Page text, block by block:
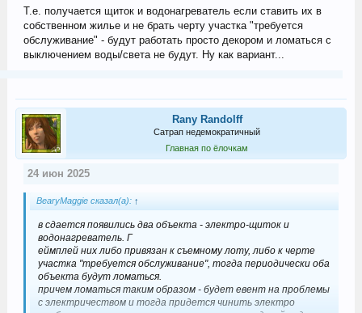
Т.е. получается щиток и водонагреватель если ставить их в
собственном жилье и не брать черту участка "требуется
обслуживание" - будут работать просто декором и ломаться с
выключением воды/света не будут. Ну как вариант...
Rany Randolff
Сатрап недемократичный
Главная по ёлочкам
24 июн 2025
BearyMaggie сказал(а): ↑
в сдается появились два объекта - электро-щиток и
водонагреватель. Г
еймплей них либо привязан к съемному лоту, либо к черте
участка "требуется обслуживание", тогда периодически оба
объекта будут ломаться.
причем ломаться таким образом - будет евент на проблемы
с электричеством и тогда придется чинить электро